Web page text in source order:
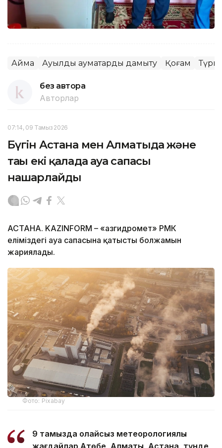
Аймақ Ауылдық аумақтарды дамыту Қоғам
без автора
Авторлар
07:14, 09 Тамыз 2026
Бүгін Астана мен Алматыда және
тағы екі қалада ауа сапасы
нашарлайды
АСТАНА. KAZINFORM – «Қазгидромет» РМК
еліміздегі ауа сапасына қатысты болжамын
жариялады.
Фото: Pixabay
9 тамызда қолайсыз метеорологиялық